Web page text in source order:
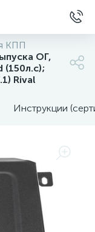
КПП
ОГ,
(150л.с);
Rival
Инструкции